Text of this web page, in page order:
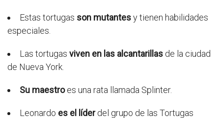
Estas tortugas son mutantesy tienen habilidades
especiales.
Las tortugas viven en las alcantarillas de la ciudad
de Nueva York.
Su maestroes una rata llamada Splinter.
Leonardo es el líderdel grupo de las Tortugas